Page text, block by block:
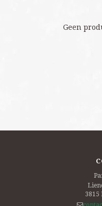
Geen
3815